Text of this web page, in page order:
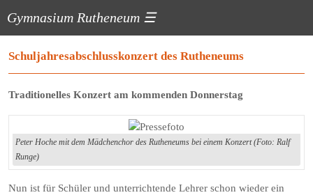
Gymnasium Rutheneum ☰
Schuljahresabschlusskonzert des Rutheneums
Traditionelles Konzert am kommenden Donnerstag
Peter Hoche mit dem Mädchenchor des Rutheneums bei einem Konzert (Foto: Ralf
Runge)
Nun ist für Schüler und unterrichtende Lehrer schon wieder ein